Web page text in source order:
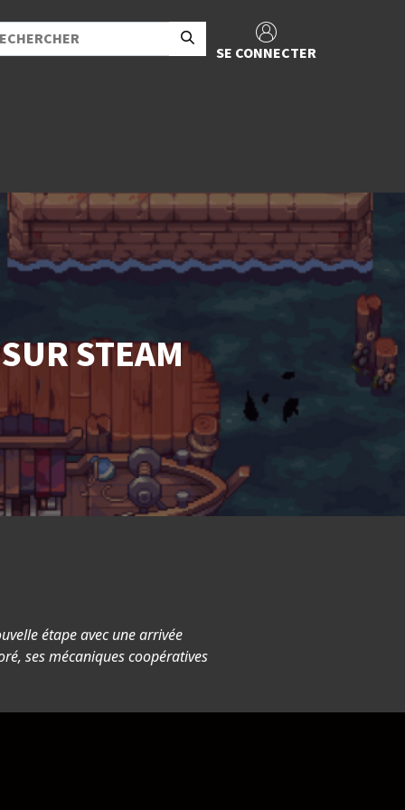
SE CONNECTER
STEAM
étape avec une arrivée
ses mécaniques coopératives